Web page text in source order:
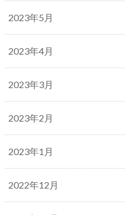
2023年5月
2023年4月
2023年3月
2023年2月
2023年1月
2022年12月